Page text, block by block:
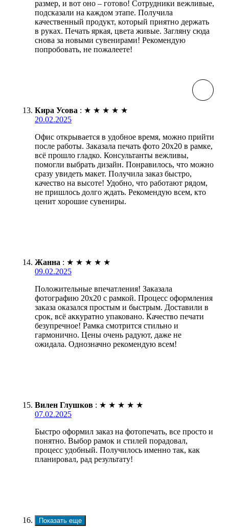
размер, и вот оно – готово! Сотрудники вежливые,
подсказали на каждом этапе. Получила
качественный продукт, который приятно держать
в руках. Печать яркая, цвета живые. Загляну сюда
снова за новыми сувенирами! Рекомендую
попробовать, не пожалеете!
Кира Усова : ★ ★ ★ ★ ★
20.02.2025
Офис открывается в удобное время, можно прийти
после работы. Заказала печать фото 20х20 в рамке,
всё прошло гладко. Консультанты вежливы,
помогли выбрать дизайн. Понравилось, что можно
сразу увидеть макет. Получила заказ быстро,
качество на высоте! Удобно, что работают рядом,
не пришлось долго ждать. Рекомендую всем, кто
ценит хорошие сувениры.
Жанна : ★ ★ ★ ★ ★
09.02.2025
Положительные впечатления! Заказала
фотографию 20х20 с рамкой. Процесс оформления
заказа оказался простым и быстрым. Доставили в
срок, всё аккуратно упаковано. Качество печати
безупречное! Рамка смотрится стильно и
гармонично. Цены очень радуют, даже не
ожидала. Однозначно рекомендую всем!
Вилен Глушков : ★ ★ ★ ★ ★
07.02.2025
Быстро оформил заказ на фотопечать, все просто и
понятно. Выбор рамок и стилей порадовал,
процесс удобный. Получилось именно так, как
планировал, рад результату!
Показать еще